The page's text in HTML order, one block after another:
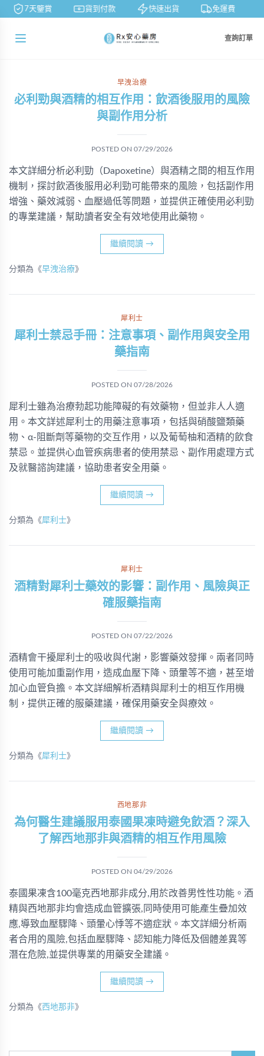
7天鑒賞 貨到付款 快速出貨 免運費
查詢訂單
早洩治療
必利勁與酒精的相互作用：飲酒後服用的風險
與副作用分析
POSTED ON 07/29/2026
本文詳細分析必利勁（Dapoxetine）與酒精之間的相互作用
機制，探討飲酒後服用必利勁可能帶來的風險，包括副作用
增強、藥效減弱、血壓過低等問題，並提供正確使用必利勁
的專業建議，幫助讀者安全有效地使用此藥物。
繼續閱讀 →
分類為《早洩治療》
犀利士
犀利士禁忌手冊：注意事項、副作用與安全用
藥指南
POSTED ON 07/28/2026
犀利士雖為治療勃起功能障礙的有效藥物，但並非人人適
用。本文詳述犀利士的用藥注意事項，包括與硝酸鹽類藥
物、α-阻斷劑等藥物的交互作用，以及葡萄柚和酒精的飲食
禁忌。並提供心血管疾病患者的使用禁忌、副作用處理方式
及就醫諮詢建議，協助患者安全用藥。
繼續閱讀 →
分類為《犀利士》
犀利士
酒精對犀利士藥效的影響：副作用、風險與正
確服藥指南
POSTED ON 07/22/2026
酒精會干擾犀利士的吸收與代謝，影響藥效發揮。兩者同時
使用可能加重副作用，造成血壓下降、頭暈等不適，甚至增
加心血管負擔。本文詳細解析酒精與犀利士的相互作用機
制，提供正確的服藥建議，確保用藥安全與療效。
繼續閱讀 →
分類為《犀利士》
西地那非
為何醫生建議服用泰國果凍時避免飲酒？深入
了解西地那非與酒精的相互作用風險
POSTED ON 04/29/2026
泰國果凍含100毫克西地那非成分,用於改善男性性功能。酒
精與西地那非均會造成血管擴張,同時使用可能產生疊加效
應,導致血壓驟降、頭暈心悸等不適症狀。本文詳細分析兩
者合用的風險,包括血壓驟降、認知能力降低及個體差異等
潛在危險,並提供專業的用藥安全建議。
繼續閱讀 →
分類為《西地那非》